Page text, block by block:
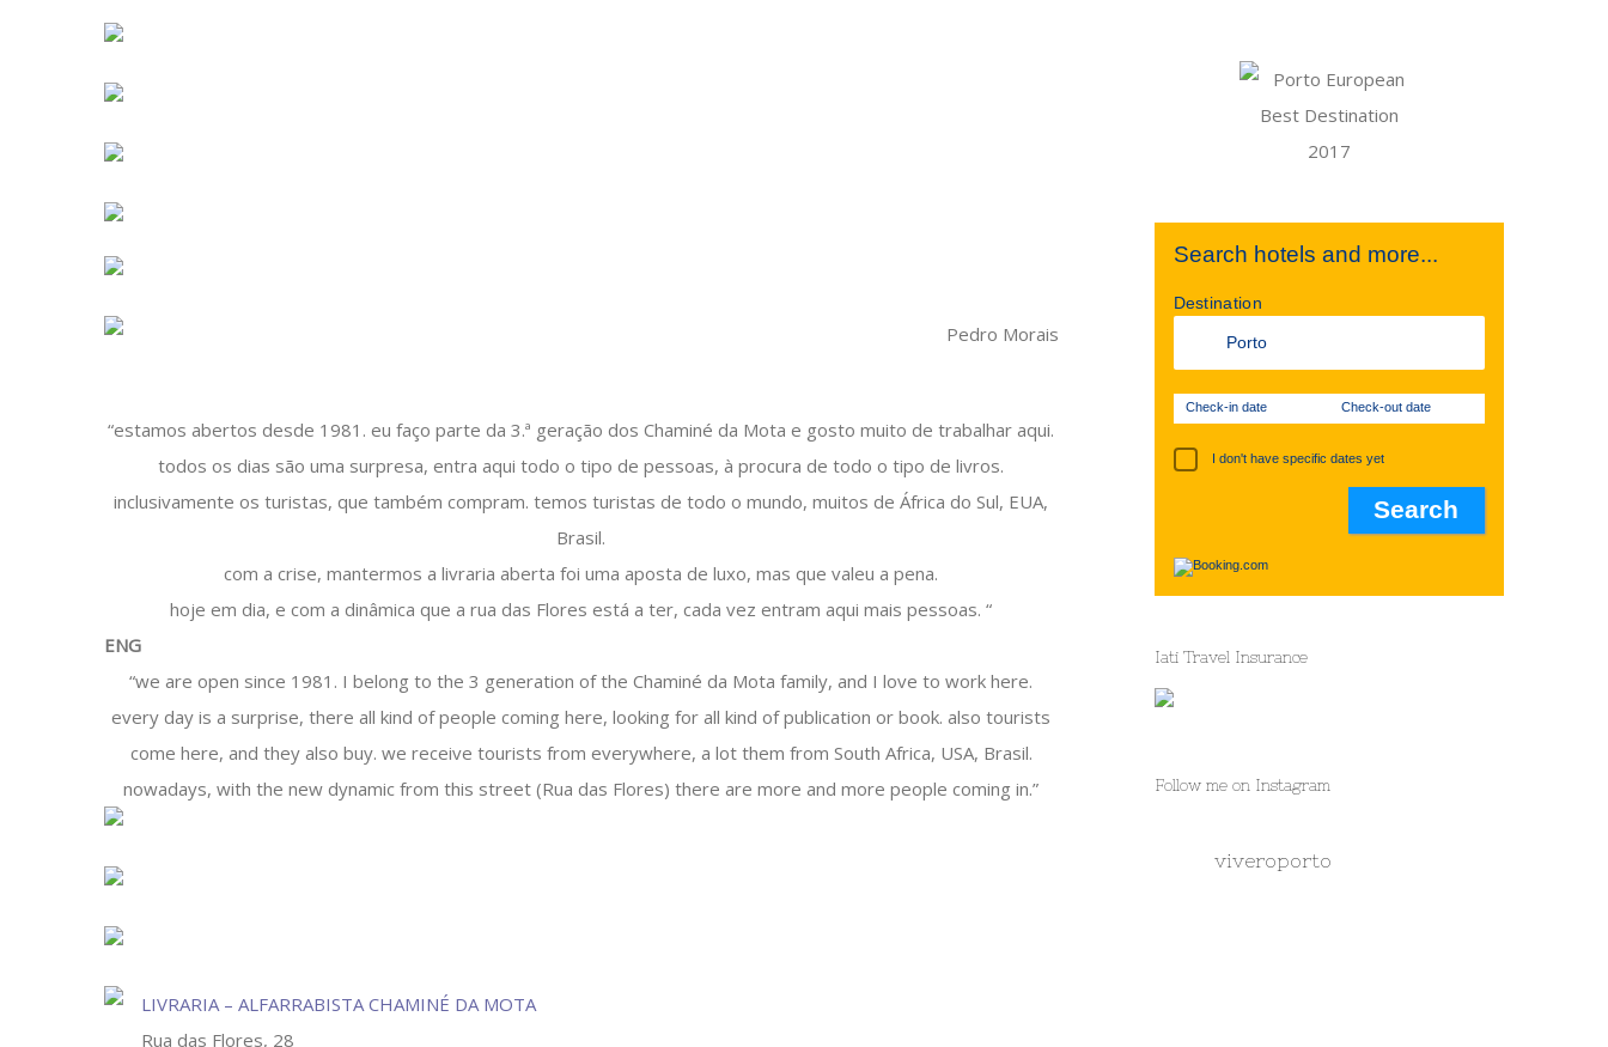
Pedro Morais
“estamos abertos desde 1981. eu faço parte da 3.ª geração dos Chaminé da Mota e gosto muito de trabalhar aqui.
todos os dias são uma surpresa, entra aqui todo o tipo de pessoas, à procura de todo o tipo de livros.
inclusivamente os turistas, que também compram. temos turistas de todo o mundo, muitos de África do Sul, EUA,
Brasil.
com a crise, mantermos a livraria aberta foi uma aposta de luxo, mas que valeu a pena.
hoje em dia, e com a dinâmica que a rua das Flores está a ter, cada vez entram aqui mais pessoas. “
ENG
“we are open since 1981. I belong to the 3 generation of the Chaminé da Mota family, and I love to work here.
every day is a surprise, there all kind of people coming here, looking for all kind of publication or book. also tourists
come here, and they also buy. we receive tourists from everywhere, a lot them from South Africa, USA, Brasil.
nowadays, with the new dynamic from this street (Rua das Flores) there are more and more people coming in.”
LIVRARIA – ALFARRABISTA CHAMINÉ DA MOTA
Rua das Flores, 28
Search hotels and more...
Destination
Check-in date Check-out date
I don't have specific dates yet
Iati Travel Insurance
Follow me on Instagram
viveroporto